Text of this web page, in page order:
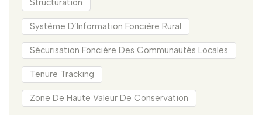
Structuration
Système D’Information Foncière Rural
Sécurisation Foncière Des Communautés Locales
Tenure Tracking
Zone De Haute Valeur De Conservation